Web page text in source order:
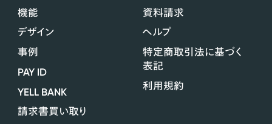
機能
デザイン
事例
PAY ID
YELL BANK
請求書買い取り
資料請求
ヘルプ
特定商取引法に基づく
表記
利用規約